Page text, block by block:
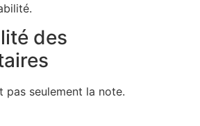
des
pas seulement la note.